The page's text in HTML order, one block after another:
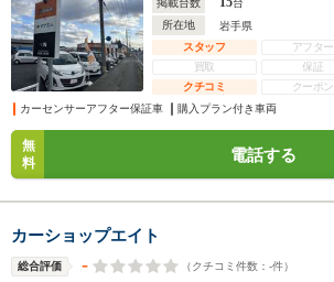
掲載台数
台
所在地
岩手県
スタッフ
アフター
買取
保証
クチコミ
クーポン
カーセンサーアフター保証車
購入プラン付き車両
無
料
電話する
カーショップエイト
総合評価 - （クチコミ件数： -件）